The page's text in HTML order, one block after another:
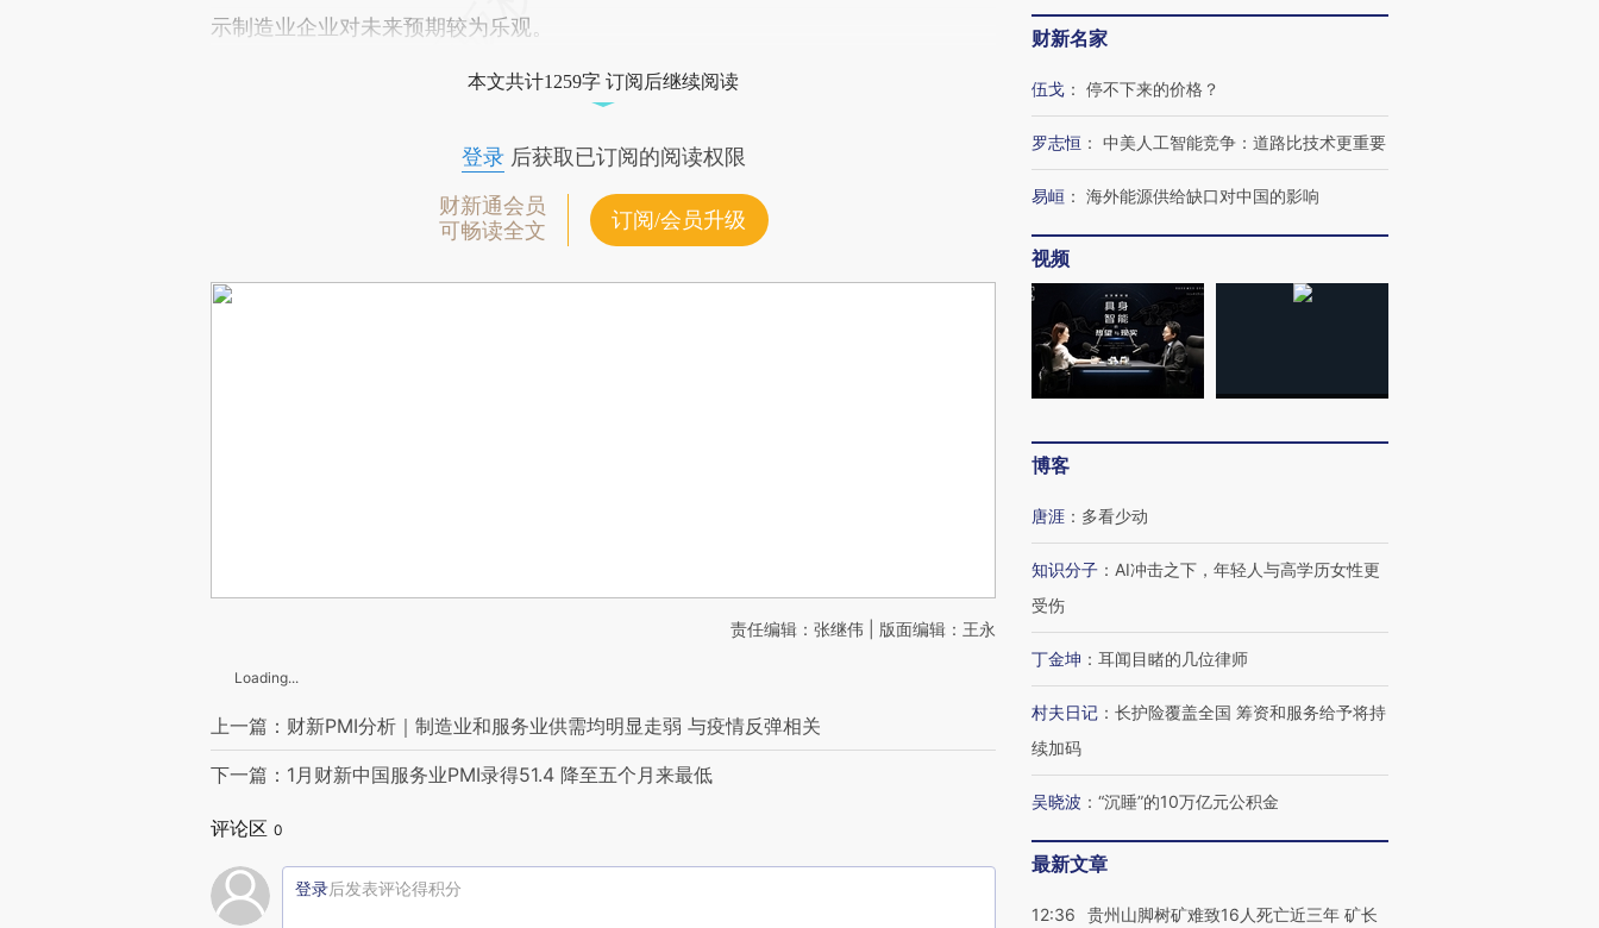
示制造业企业对未来预期较为乐观。
本文共计1259字 订阅后继续阅读
登录后获取已订阅的阅读权限
财新通会员
可畅读全文
订阅/会员升级
责任编辑：张继伟 | 版面编辑：王永
Loading...
上一篇：财新PMI分析｜制造业和服务业供需均明显走弱 与疫情反弹相关
下一篇：1月财新中国服务业PMI录得51.4 降至五个月来最低
评论区 0
登录后发表评论得积分
财新名家
伍戈 ： 停不下来的价格？
罗志恒 ： 中美人工智能竞争：道路比技术更重要
易峘 ： 海外能源供给缺口对中国的影响
视频
博客
唐涯 ： 多看少动
知识分子 ： AI冲击之下，年轻人与高学历女性更
受伤
丁金坤 ： 耳闻目睹的几位律师
村夫日记 ： 长护险覆盖全国 筹资和服务给予将持
续加码
吴晓波 ： “沉睡”的10万亿元公积金
最新文章
12:36
贵州山脚树矿难致16人死亡近三年 矿长